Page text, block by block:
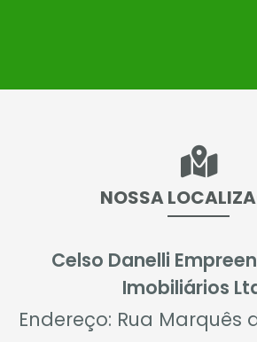
NOSSA
Celso Danelli
Imobiliários
Endereço: Rua Marquês